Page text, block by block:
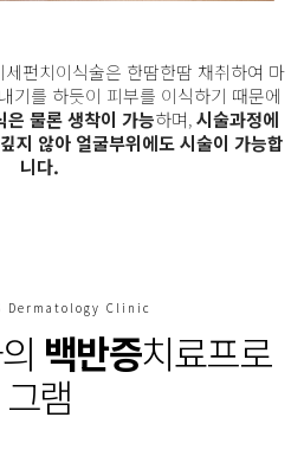
펀치이식술은 한땀한땀 채취하여 마
기를 하듯이 피부를 이식하기 때문에
은 물론 생착이 가능하며,시술과정에
지 않아 얼굴부위에도 시술이 가능합
니다.
Dermatology Clinic
백반증치료프로
그램